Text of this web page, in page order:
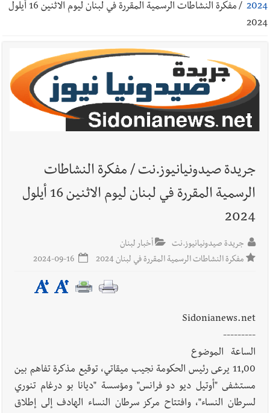
الحلوة - في منطقة صيدا وإنقاذه وإتهام إبن عمته ؟
أخبار لبنان البراكس: بدء تسليم مادتي البنزين والمازوت
أخبار لبنان
الخلاف يتخطّى الانسحاب إلى البنية التحتية... إليكم
ما كشفه مصدرٌ ديبلوماسيّ مطّلع
أخبار لبنان
بالصور : كيماويات معملَي الجية والزوق للكهرباء: إلى
أخبار لبنان قراءات ومستجدات ومواقف في لبنان والمنطقة -
2024
/
مفكرة النشاطات الرسمية المقررة في لبنان ليوم الاثنين 16 أيلول
2024
جريدة صيدونيانيوز.نت / مفكرة النشاطات
الرسمية المقررة في لبنان ليوم الاثنين 16 أيلول
2024
جريدة صيدونيانيوز.نت
أخبار لبنان
مفكرة النشاطات الرسمية المقررة في لبنان 2024
Sidonianews.net
---------
الساعة الموضوع
11,00 يرعى رئيس الحكومة نجيب ميقاتي، توقيع مذكرة تفاهم بين
مستشفى "أوتيل ديو دو فرانس" ومؤسسة "ديانا بو درغام تنوري
لسرطان النساء"، وافتتاح مركز سرطان النساء الهادف إلى إطلاق